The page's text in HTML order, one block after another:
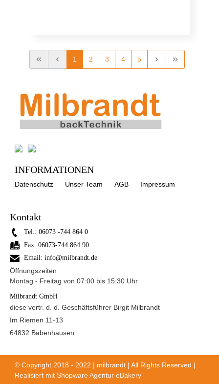
1 2 3 4 5
INFORMATIONEN
Datenschutz Unser Team AGB Impressum
Kontakt
Tel.: 06073 -744 864 0
Fax: 06073-744 864 90
Email: info@milbrandt.de
Öffnungszeiten
Montag - Freitag von 07:00 bis 15:30 Uhr
Milbrandt GmbH
diese vertr. d. d. Geschäftsführer Birgit Milbrandt
Im Riemen 11-13
64832 Babenhausen
© Copyright 2018 - 2022 | milbrandt | All Rights Reserved |
Realisiert mit Shopware Agentur eBakery